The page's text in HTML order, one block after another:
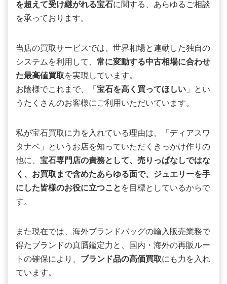
を超えて受け継がれる宝石に関する、あらゆるご相談
を承っております。
当店の買取サービスでは、世界相場と連動した独自の
システムを利用して、 常に変動する中古相場に合わせ
た最高値買取を実現しています。
お陰様でこれまで、「 宝石を高く買ってほしい 」とい
うたくさんのお客様にご利用いただいています。
私が宝石買取に力を入れている理由は、「ディアスワ
タナベ」というお店を知っていただくきっかけ作りの
他に、 宝石専門店の責務として、売りっぱなしではな
く、お買取まで含めたあらゆる面で、ジュエリーを手
にした皆様のお役に立つこと を目標としているからで
す。
また現在では、海外ブランドバッグの輸入販売業務で
得たブランドの真贋鑑定力と、国内・海外の再販ルー
トの確保により、 ブランド品の高価買取にも力を入れ
ています。